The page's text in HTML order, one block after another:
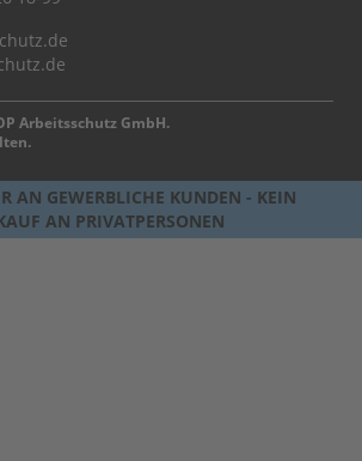
Arbeitsschutz GmbH.
AN GEWERBLICHE KUNDEN - KEIN
AN PRIVATPERSONEN